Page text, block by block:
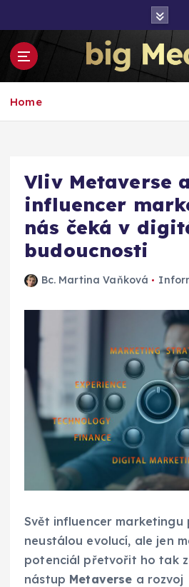
o
Inspirace pro
Home
Vliv Metaverse
influencer
nás čeká v
budoucnosti
Bc. Martina Vaňková
Svět influencer marketingu
neustálou evolucí, ale jen
potenciál přetvořit ho tak
nástup Metaverse a rozvoj